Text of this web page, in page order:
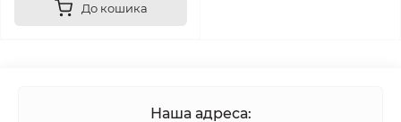
До кошика
Наша адреса: